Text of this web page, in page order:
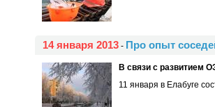
14 января 2013 - Про опыт
В связи с развитием
11 января в Елабуге